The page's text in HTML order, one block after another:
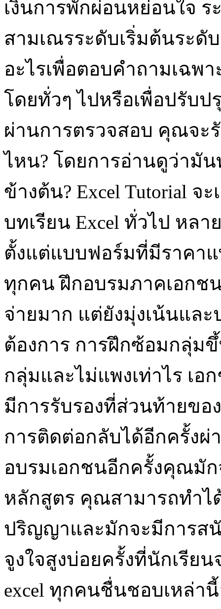
เงินการพักผ่อนหย่อนใจ
สามเณรระดับเริ่มต้นระดั
อะไรเพื่อตอบคำถามเฉพ
โดยทั่วๆ ไปหรือเพื่อปรับ
ผ่านการตรวจสอบ คุณจะ
ไหน? โดยการอ่านดูว่ามั
ข้างต้น? Excel Tutorial
บทเรียน Excel ทั่วไป หล
ตั้งแต่แบบฟอร์มที่มีราคา
ทุกคน ฝึกอบรมภาคเอกช
จ่ายมาก แต่ยังมุ่งเน้นแล
ต้องการ การฝึกซ้อมกลุ่ม
กลุ่มและไม่แพงเท่าไร เ
มีการรับรองที่ส่วนท้ายข
การติดต่อกลับได้อีกครั้งผ่
อบรมเอกชนอีกครั้งคุณมัก
หลักสูตร คุณสามารถทำไ
ปริญญาและมักจะมีการส
จูงใจสูงบ่อยครั้งที่นักเรีย
excel ทุกคนชื่นชอบเหล่